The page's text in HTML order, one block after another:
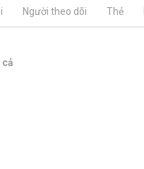
Người theo dõi Thẻ
cả